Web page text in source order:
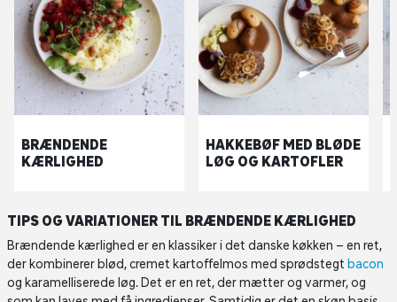
BRÆNDENDE
KÆRLIGHED
HAKKEBØF MED BLØDE
LØG OG KARTOFLER
TIPS OG VARIATIONER TIL BRÆNDENDE KÆRLIGHED
Brændende kærlighed er en klassiker i det danske køkken – en ret,
der kombinerer blød, cremet kartoffelmos med sprødstegt bacon
og karamelliserede løg. Det er en ret, der mætter og varmer, og